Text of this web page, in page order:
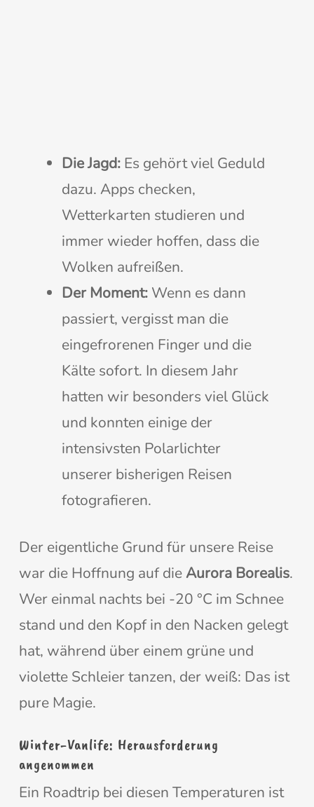
Die Jagd: Es gehört viel Geduld
dazu. Apps checken,
Wetterkarten studieren und
immer wieder hoffen, dass die
Wolken aufreißen.
Der Moment: Wenn es dann
passiert, vergisst man die
eingefrorenen Finger und die
Kälte sofort. In diesem Jahr
hatten wir besonders viel Glück
und konnten einige der
intensivsten Polarlichter
unserer bisherigen Reisen
fotografieren.
Der eigentliche Grund für unsere Reise
war die Hoffnung auf die Aurora Borealis.
Wer einmal nachts bei -20 °C im Schnee
stand und den Kopf in den Nacken gelegt
hat, während über einem grüne und
violette Schleier tanzen, der weiß: Das ist
pure Magie.
Winter-Vanlife: Herausforderung
angenommen
Ein Roadtrip bei diesen Temperaturen ist